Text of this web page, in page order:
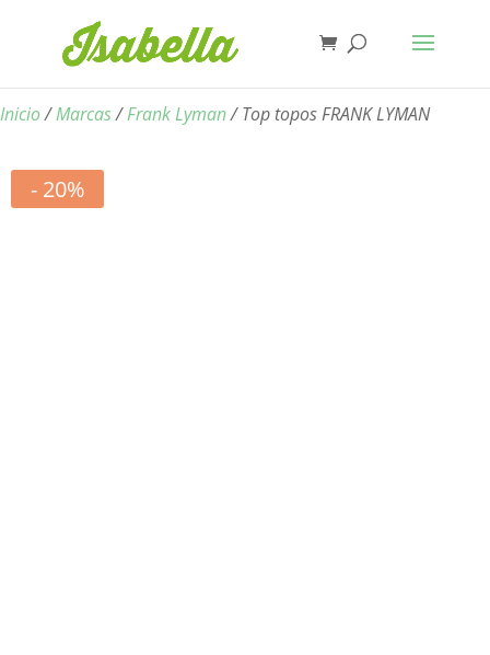
Inicio/Marcas/Frank Lyman/ Top topos FRANK LYMAN
- 20%